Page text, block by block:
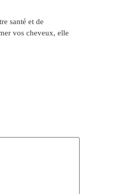
santé et de
vos cheveux, elle